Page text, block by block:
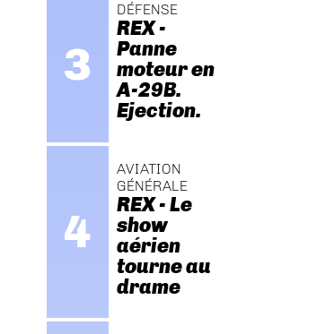
DÉFENSE
REX -
Panne
moteur en
A-29B.
Ejection.
AVIATION
GÉNÉRALE
REX - Le
show
aérien
tourne au
drame